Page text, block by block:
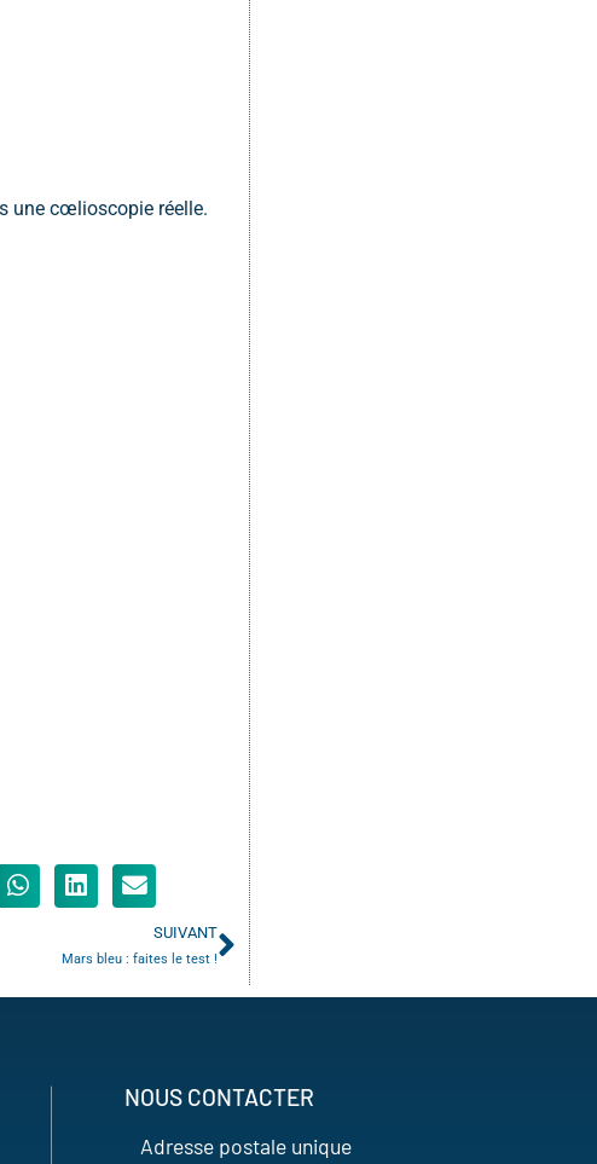
une cœlioscopie réelle.
SUIVANT
Mars bleu : faites le test !
NOUS CONTACTER
Adresse postale unique